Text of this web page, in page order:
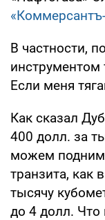
В частности,
инструментом
Если меня
Как сказал
400 долл. за
можем
транзита, как
тысячу
до 4 долл. Что